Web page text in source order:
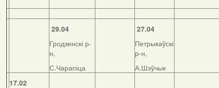
29.04
Гродзенскі р-
н,
С.Чарапіца
27.04
Петрыкаўскі
р-н,
А.Шэўчык
17.02